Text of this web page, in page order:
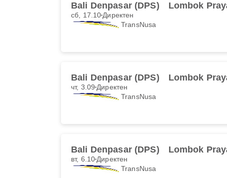
Bali Denpasar (DPS) Lombok
сб, 17.10 Директен
TransNusa
Bali Denpasar (DPS) Lombok
чт, 3.09 Директен
TransNusa
Bali Denpasar (DPS) Lombok
вт, 6.10 Директен
TransNusa